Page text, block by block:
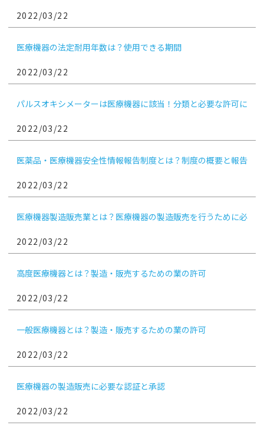
2022/03/22
医療機器の法定耐用年数は？使用できる期間
2022/03/22
パルスオキシメーターは医療機器に該当！分類と必要な許可に
2022/03/22
医薬品・医療機器安全性情報報告制度とは？制度の概要と報告
2022/03/22
医療機器製造販売業とは？医療機器の製造販売を行うために必
2022/03/22
高度医療機器とは？製造・販売するための業の許可
2022/03/22
一般医療機器とは？製造・販売するための業の許可
2022/03/22
医療機器の製造販売に必要な認証と承認
2022/03/22